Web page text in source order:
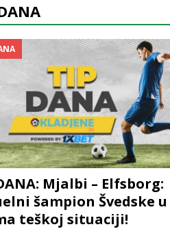
Mjalbi – Elfsborg:
šampion Švedske u
teškoj situaciji!